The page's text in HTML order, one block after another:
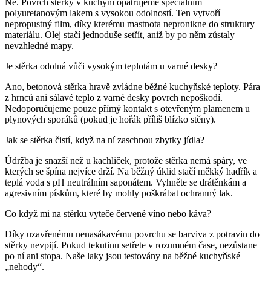
Ne. Povrch stěrky v kuchyni opatřujeme speciálním
polyuretanovým lakem s vysokou odolností. Ten vytvoří
nepropustný film, díky kterému mastnota nepronikne do struktury
materiálu. Olej stačí jednoduše setřít, aniž by po něm zůstaly
nevzhledné mapy.
Je stěrka odolná vůči vysokým teplotám u varné desky?
Ano, betonová stěrka hravě zvládne běžné kuchyňské teploty. Pára
z hrnců ani sálavé teplo z varné desky povrch nepoškodí.
Nedoporučujeme pouze přímý kontakt s otevřeným plamenem u
plynových sporáků (pokud je hořák příliš blízko stěny).
Jak se stěrka čistí, když na ní zaschnou zbytky jídla?
Údržba je snazší než u kachliček, protože stěrka nemá spáry, ve
kterých se špína nejvíce drží. Na běžný úklid stačí měkký hadřík a
teplá voda s pH neutrálním saponátem. Vyhněte se drátěnkám a
agresivním pískům, které by mohly poškrábat ochranný lak.
Co když mi na stěrku vyteče červené víno nebo káva?
Díky uzavřenému nenasákavému povrchu se barviva z potravin do
stěrky nevpijí. Pokud tekutinu setřete v rozumném čase, nezůstane
po ní ani stopa. Naše laky jsou testovány na běžné kuchyňské
„nehody“.